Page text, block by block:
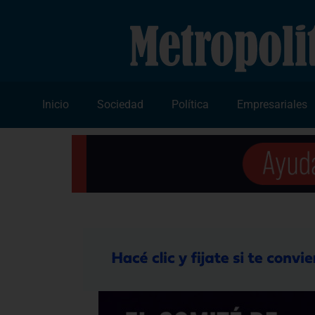
Inicio Sociedad Política Empresariales